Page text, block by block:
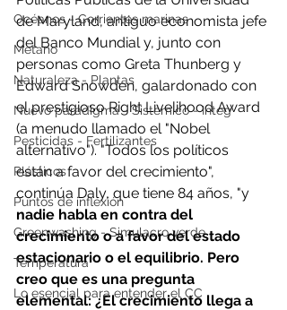
Océanos - Corrientes marinas
Metano
Naturaleza - Plantas
Nuevo paradigma - Sistémico - Integ
Pesticidas - Fertilizantes
Plásticos
Puntos de inflexión
Greenwashing - Simulacro verde
Temperatura
Lo esencial para entender el CC
de Maryland, antiguo economista jefe
del Banco Mundial y, junto con
personas como Greta Thunberg y
Edward Snowden, galardonado con
el prestigioso Right Livelihood Award
(a menudo llamado el "Nobel
alternativo"). "Todos los políticos
están a favor del crecimiento",
continúa Daly, que tiene 84 años, "y
nadie habla en contra del
crecimiento o a favor del estado
estacionario o el equilibrio. Pero
creo que es una pregunta
elemental: ¿El crecimiento llega a